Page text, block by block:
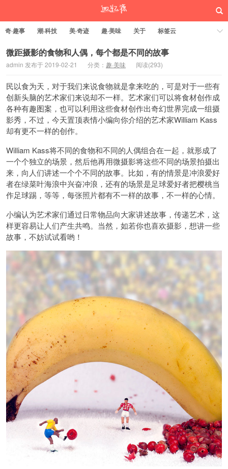
回忆源
奇·趣事 潮·科技 美·奇迹 趣·美味 关于 标签云
微距摄影的食物和人偶，每个都是不同的故事
admin 发布于 2019-02-21 分类： 趣·美味 阅读(293)
民以食为天，对于我们来说食物就是拿来吃的，可是对于一些有
创新头脑的艺术家们来说却不一样。艺术家们可以将食材创作成
各种有趣图案，也可以利用这些食材创作出奇幻世界完成一组摄
影秀，不过，今天置顶表情小编向你介绍的艺术家William Kass
却有更不一样的创作。
William Kass将不同的食物和不同的人偶组合在一起，就形成了
一个个独立的场景，然后他再用微摄影将这些不同的场景拍摄出
来，向人们讲述一个个不同的故事。比如，有的情景是冲浪爱好
者在绿菜叶海浪中兴奋冲浪，还有的场景是足球爱好者把樱桃当
作足球踢，等等，每张照片都有不一样的故事，不一样的心情。
小编认为艺术家们通过日常物品向大家讲述故事，传递艺术，这
样更容易让人们产生共鸣。当然，如若你也喜欢摄影，想讲一些
故事，不妨试试看哟！